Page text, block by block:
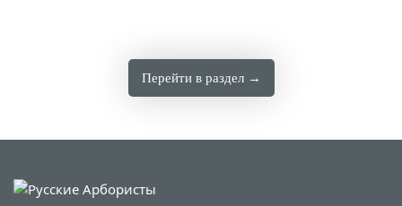
Перейти в раздел →